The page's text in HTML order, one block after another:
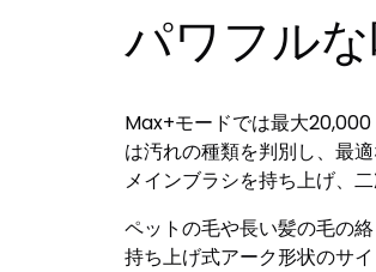
パワフル
Max+モードでは最大
は汚れの種類を判別し、最
メインブラシを持ち上げ、二
ペットの毛や長い髪の毛の
持ち上げ式アーク形状のサ